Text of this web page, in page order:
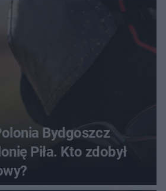
Bydgoszcz
Piła. Kto zdobył